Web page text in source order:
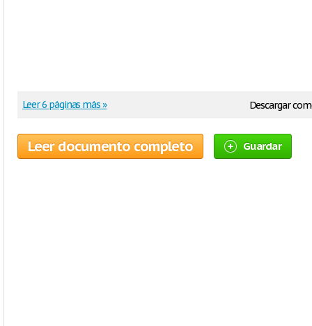
Descargar
Leer 6 páginas más »
Leer documento completo Guardar